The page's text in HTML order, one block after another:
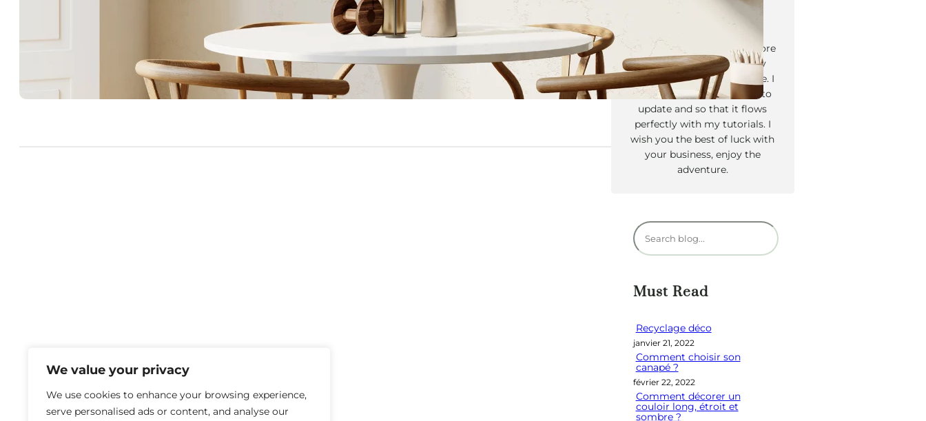
We value your privacy
We use cookies to enhance your browsing experience,
serve personalised ads or content, and analyse our
Objets déco haut de gamme : 5 objets à changer pour
upgrader votre intérieur Avez-vous l’impression que
Tyler Moore
Hello, my name is Tyler Moore
and with the help of many
people I made this template. I
made it so it is super easy to
update and so that it flows
perfectly with my tutorials. I
wish you the best of luck with
your business, enjoy the
adventure.
R
e
h
r
c
h
e
r
Must Read
Recyclage déco
janvier 21, 2022
Comment choisir son
canapé ?
février 22, 2022
Comment décorer un
couloir long, étroit et
sombre ?